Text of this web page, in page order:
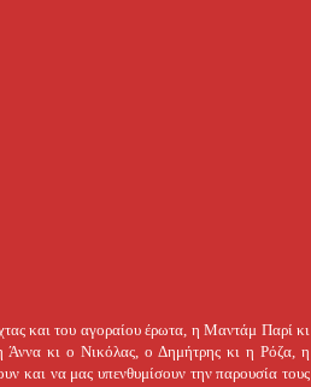
και του αγοραίου έρωτα, η Μαντάμ Παρί κι
κι ο Νικόλας, ο Δημήτρης κι η Ρόζα, η
και να μας υπενθυμίσουν την παρουσία τους